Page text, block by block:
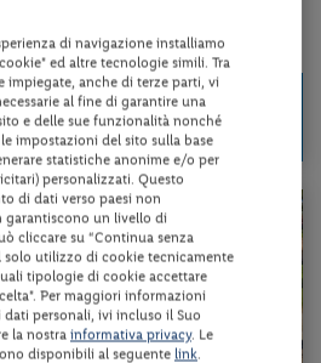
da 43 € per notte
da 85 €
a persona per 2 notti
di navigazione installiamo
ed altre tecnologie simili. Tra
impiegate, anche di terze parti, vi
al fine di garantire una
e delle sue funzionalità nonché
impostazioni del sito sulla base
statistiche anonime e/o per
personalizzati. Questo
di dati verso paesi non
garantiscono un livello di
cliccare su “Continua senza
solo utilizzo di cookie tecnicamente
tipologie di cookie accettare
Per maggiori informazioni
personali, ivi incluso il Suo
la nostra informativa privacy. Le
disponibili al seguente link.